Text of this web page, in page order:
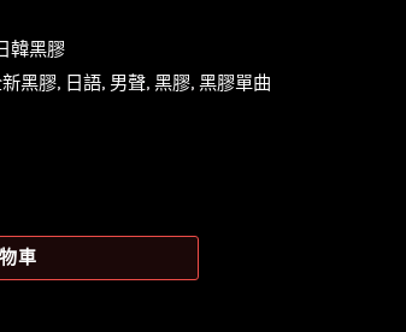
韓黑膠
黑膠, 日語, 男聲,黑膠,黑膠單曲
車